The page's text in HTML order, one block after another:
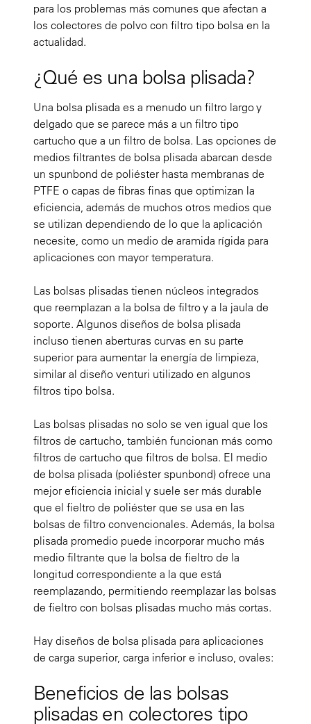
para los problemas más comunes que afectan a
los colectores de polvo con filtro tipo bolsa en la
actualidad.
¿Qué es una bolsa plisada?
Una bolsa plisada es a menudo un filtro largo y
delgado que se parece más a un filtro tipo
cartucho que a un filtro de bolsa. Las opciones de
medios filtrantes de bolsa plisada abarcan desde
un spunbond de poliéster hasta membranas de
PTFE o capas de fibras finas que optimizan la
eficiencia, además de muchos otros medios que
se utilizan dependiendo de lo que la aplicación
necesite, como un medio de aramida rígida para
aplicaciones con mayor temperatura.
Las bolsas plisadas tienen núcleos integrados
que reemplazan a la bolsa de filtro y a la jaula de
soporte. Algunos diseños de bolsa plisada
incluso tienen aberturas curvas en su parte
superior para aumentar la energía de limpieza,
similar al diseño venturi utilizado en algunos
filtros tipo bolsa.
Las bolsas plisadas no solo se ven igual que los
filtros de cartucho, también funcionan más como
filtros de cartucho que filtros de bolsa. El medio
de bolsa plisada (poliéster spunbond) ofrece una
mejor eficiencia inicial y suele ser más durable
que el fieltro de poliéster que se usa en las
bolsas de filtro convencionales. Además, la bolsa
plisada promedio puede incorporar mucho más
medio filtrante que la bolsa de fieltro de la
longitud correspondiente a la que está
reemplazando, permitiendo reemplazar las bolsas
de fieltro con bolsas plisadas mucho más cortas.
Hay diseños de bolsa plisada para aplicaciones
de carga superior, carga inferior e incluso, ovales:
Beneficios de las bolsas
plisadas en colectores tipo